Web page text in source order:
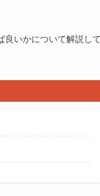
良いかについて解説し